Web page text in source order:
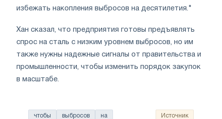
избежать накопления выбросов на десятилетия."
Хан сказал, что предприятия готовы предъявлять
спрос на сталь с низким уровнем выбросов, но им
также нужны надежные сигналы от правительства и
промышленности, чтобы изменить порядок закупок
в масштабе.
чтобы выбросов на Источник